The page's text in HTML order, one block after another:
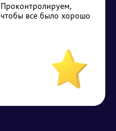
Проконтролируем,
чтобы все было хорошо